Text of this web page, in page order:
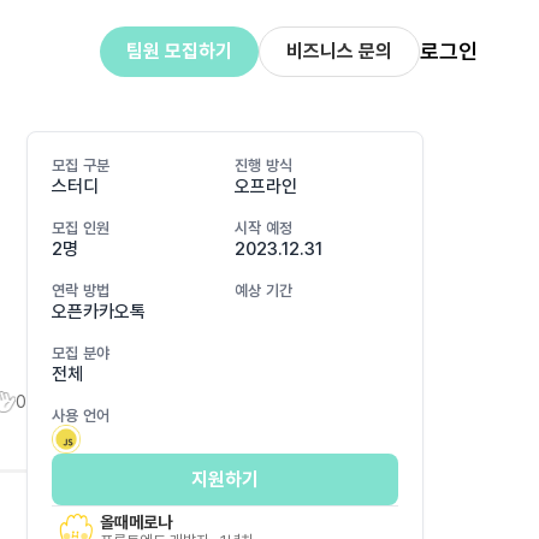
팀원 모집하기 비즈니스 문의 로그인
0
모집 구분
스터디
진행 방식
오프라인
모집 인원
2명
시작 예정
2023.12.31
연락 방법
오픈카카오톡
예상 기간
모집 분야
전체
사용 언어
지원하기
올때메로나